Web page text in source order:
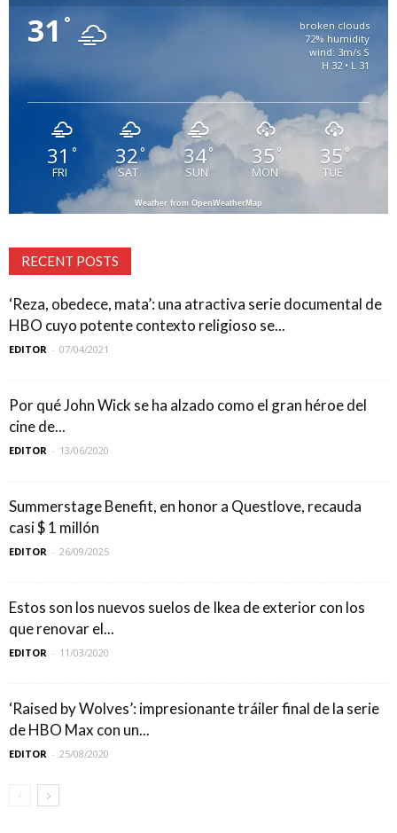
31 °
broken clouds
72% humidity
wind: 3m/s S
H 32 • L 31
31 °
FRI
32°
SAT
34°
SUN
35 °
MON
35 °
TUE
Weather from OpenWeatherMap
RECENT POSTS
‘Reza, obedece, mata’: una atractiva serie documental de
HBO cuyo potente contexto religioso se...
EDITOR - 07/04/2021
Por qué John Wick se ha alzado como el gran héroe del
cine de...
EDITOR - 13/06/2020
Summerstage Benefit, en honor a Questlove, recauda
casi $ 1 millón
EDITOR - 26/09/2025
Estos son los nuevos suelos de Ikea de exterior con los
que renovar el...
EDITOR - 11/03/2020
‘Raised by Wolves’: impresionante tráiler final de la serie
de HBO Max con un...
EDITOR - 25/08/2020